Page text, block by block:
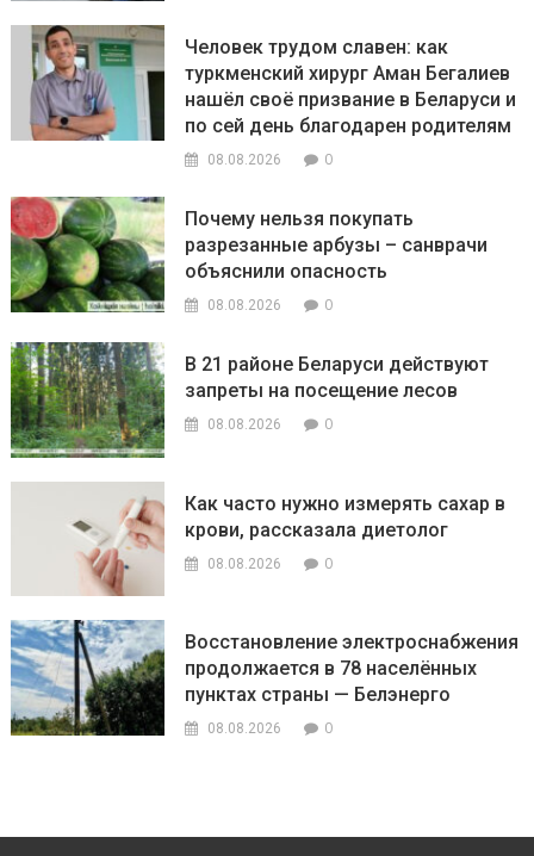
Человек трудом славен: как
туркменский хирург Аман Бегалиев
нашёл своё призвание в Беларуси и
по сей день благодарен родителям
08.08.2026 0
Почему нельзя покупать
разрезанные арбузы – санврачи
объяснили опасность
08.08.2026 0
В 21 районе Беларуси действуют
запреты на посещение лесов
08.08.2026 0
Как часто нужно измерять сахар в
крови, рассказала диетолог
08.08.2026 0
Восстановление электроснабжения
продолжается в 78 населённых
пунктах страны — Белэнерго
08.08.2026 0